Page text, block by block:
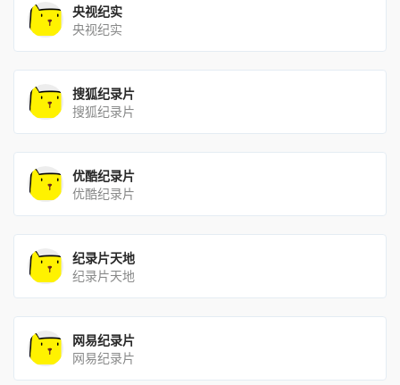
央视纪实
央视纪实
搜狐纪录片
搜狐纪录片
优酷纪录片
优酷纪录片
纪录片天地
纪录片天地
网易纪录片
网易纪录片